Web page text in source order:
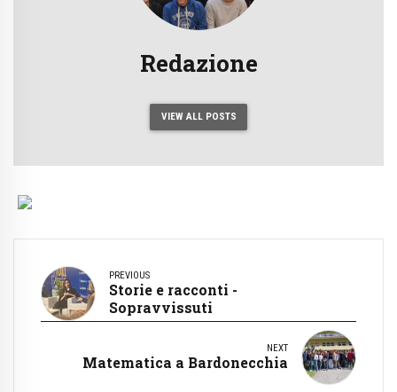
Redazione
VIEW ALL POSTS
PREVIOUS
Storie e racconti -
Sopravvissuti
NEXT
Matematica a Bardonecchia